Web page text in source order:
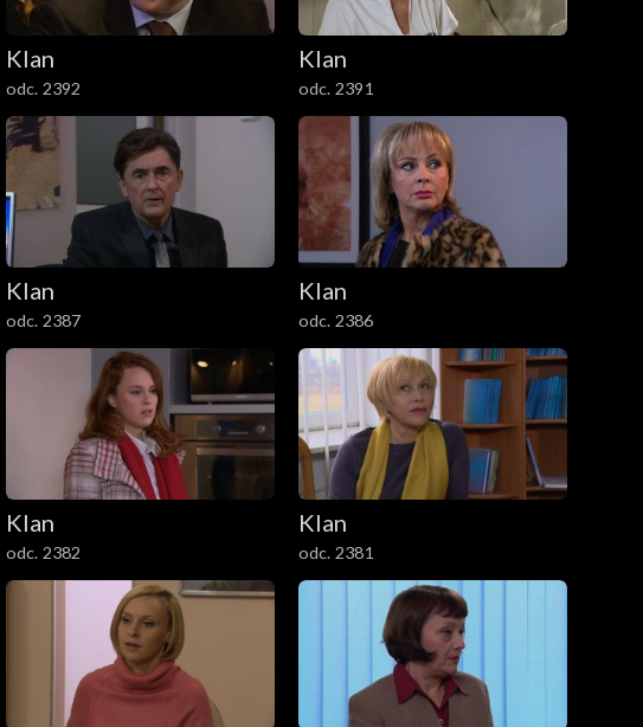
Klan
odc. 2392
Klan
odc. 2391
Klan
odc. 2387
Klan
odc. 2386
Klan
odc. 2382
Klan
odc. 2381